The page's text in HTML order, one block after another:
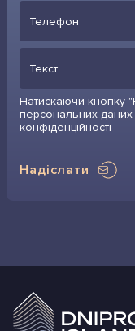
Натискаючи кнопку
персональних даних
конфіденційності
Надіслати